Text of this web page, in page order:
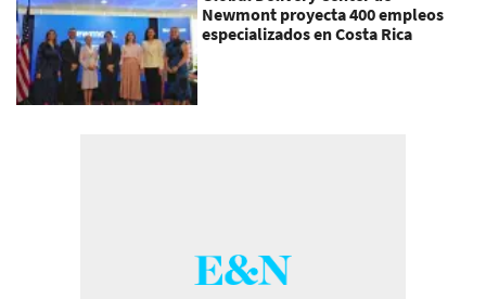
Newmont proyecta 400 empleos
especializados en Costa Rica